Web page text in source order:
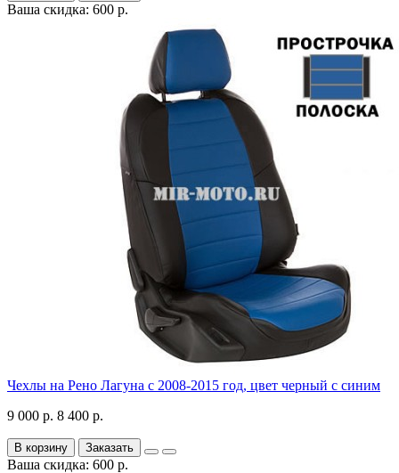
Ваша скидка: 600 р.
Чехлы на Рено Лагуна с 2008-2015 год, цвет черный с синим
9 000 р. 8 400 р.
В корзину Заказать
Ваша скидка: 600 р.